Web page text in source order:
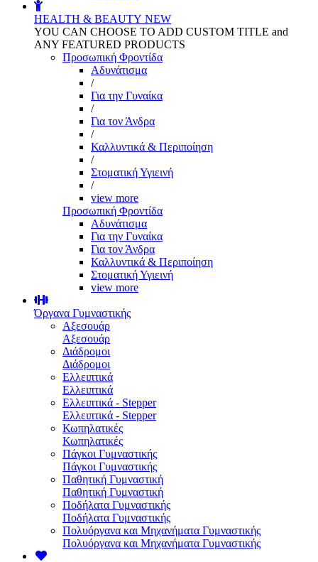
HEALTH & BEAUTY NEW
YOU CAN CHOOSE TO ADD CUSTOM TITLE and
ANY FEATURED PRODUCTS
Προσωπική Φροντίδα
Αδυνάτισμα
/
Για την Γυναίκα
/
Για τον Άνδρα
/
Καλλυντικά & Περιποίηση
/
Στοματική Υγιεινή
/
view more
Προσωπική Φροντίδα
Αδυνάτισμα
Για την Γυναίκα
Για τον Άνδρα
Καλλυντικά & Περιποίηση
Στοματική Υγιεινή
view more
Όργανα Γυμναστικής
Αξεσουάρ
Αξεσουάρ
Διάδρομοι
Διάδρομοι
Ελλειπτικά
Ελλειπτικά
Ελλειπτικά - Stepper
Ελλειπτικά - Stepper
Κωπηλατικές
Κωπηλατικές
Πάγκοι Γυμναστικής
Πάγκοι Γυμναστικής
Παθητική Γυμναστική
Παθητική Γυμναστική
Ποδήλατα Γυμναστικής
Ποδήλατα Γυμναστικής
Πολυόργανα και Μηχανήματα Γυμναστικής
Πολυόργανα και Μηχανήματα Γυμναστικής